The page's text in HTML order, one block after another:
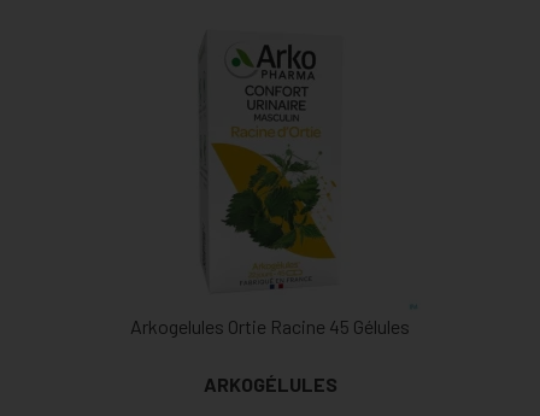
Arkogelules Ortie Racine 45 Gélules
ARKOGÉLULES